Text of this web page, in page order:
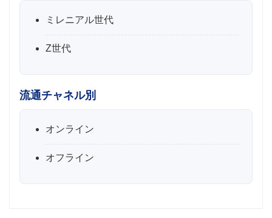
ミレニアル世代
Z世代
流通チャネル別
オンライン
オフライン